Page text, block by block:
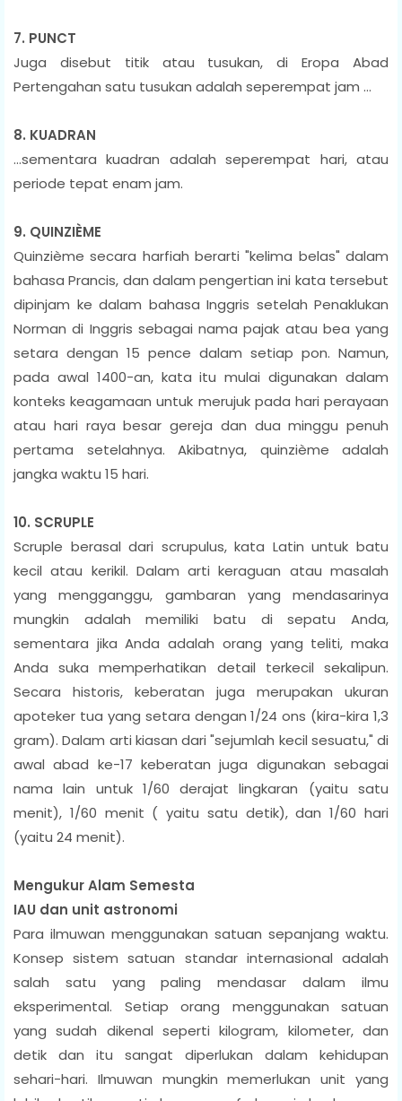
7. PUNCT
Juga disebut titik atau tusukan, di Eropa Abad
Pertengahan satu tusukan adalah seperempat jam ...
8. KUADRAN
…sementara kuadran adalah seperempat hari, atau
periode tepat enam jam.
9. QUINZIÈME
Quinzième secara harfiah berarti "kelima belas" dalam
bahasa Prancis, dan dalam pengertian ini kata tersebut
dipinjam ke dalam bahasa Inggris setelah Penaklukan
Norman di Inggris sebagai nama pajak atau bea yang
setara dengan 15 pence dalam setiap pon. Namun,
pada awal 1400-an, kata itu mulai digunakan dalam
konteks keagamaan untuk merujuk pada hari perayaan
atau hari raya besar gereja dan dua minggu penuh
pertama setelahnya. Akibatnya, quinzième adalah
jangka waktu 15 hari.
10. SCRUPLE
Scruple berasal dari scrupulus, kata Latin untuk batu
kecil atau kerikil. Dalam arti keraguan atau masalah
yang mengganggu, gambaran yang mendasarinya
mungkin adalah memiliki batu di sepatu Anda,
sementara jika Anda adalah orang yang teliti, maka
Anda suka memperhatikan detail terkecil sekalipun.
Secara historis, keberatan juga merupakan ukuran
apoteker tua yang setara dengan 1/24 ons (kira-kira 1,3
gram). Dalam arti kiasan dari "sejumlah kecil sesuatu," di
awal abad ke-17 keberatan juga digunakan sebagai
nama lain untuk 1/60 derajat lingkaran (yaitu satu
menit), 1/60 menit ( yaitu satu detik), dan 1/60 hari
(yaitu 24 menit).
Mengukur Alam Semesta
IAU dan unit astronomi
Para ilmuwan menggunakan satuan sepanjang waktu.
Konsep sistem satuan standar internasional adalah
salah satu yang paling mendasar dalam ilmu
eksperimental. Setiap orang menggunakan satuan
yang sudah dikenal seperti kilogram, kilometer, dan
detik dan itu sangat diperlukan dalam kehidupan
sehari-hari. Ilmuwan mungkin memerlukan unit yang